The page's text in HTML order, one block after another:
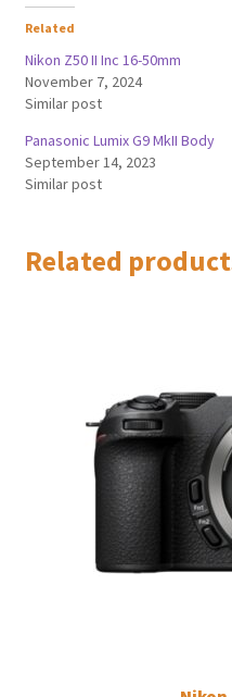
Related
Nikon Z50 II Inc 16-50mm
November 7, 2024
Similar post
Panasonic Lumix G9 MkII Body
September 14, 2023
Similar post
Related